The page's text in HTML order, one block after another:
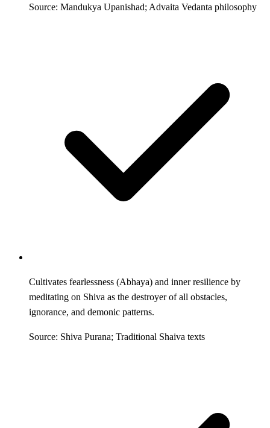
Source: Mandukya Upanishad; Advaita Vedanta philosophy
Cultivates fearlessness (Abhaya) and inner resilience by
meditating on Shiva as the destroyer of all obstacles,
ignorance, and demonic patterns.
Source: Shiva Purana; Traditional Shaiva texts